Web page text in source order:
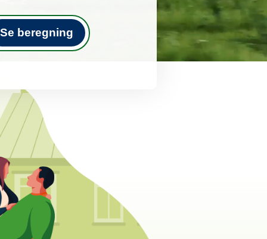
Se beregning